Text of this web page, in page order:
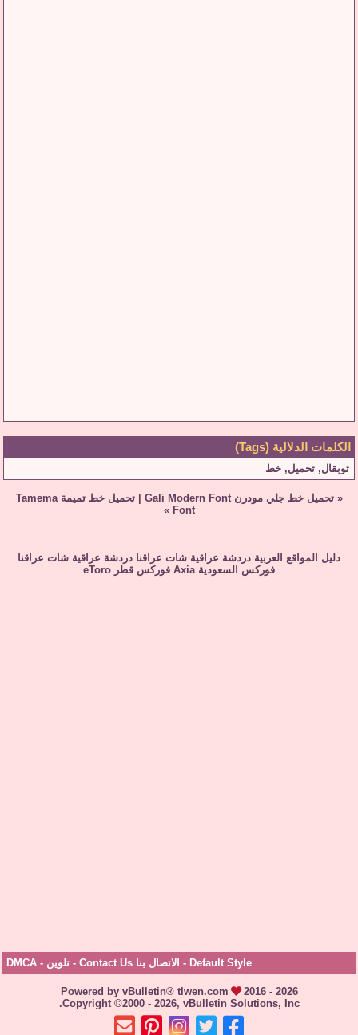
الكلمات الدلالية (Tags)
توبقال, تحميل, خط
« تحميل خط جلي مودرن Gali Modern Font |
تحميل خط تميمة Tamema
Font
»
دليل المواقع العربية دردشة عراقية شات عراقنا دردشة عراقية شات عراقنا
فوركس السعودية Axia فوركس قطر eToro
Default Style
- الاتصال بنا Contact Us - تلوين -
DMCA
Powered by vBulletin® tlwen.com
2016 - 2026
Copyright ©2000 - 2026, vBulletin Solutions, Inc.